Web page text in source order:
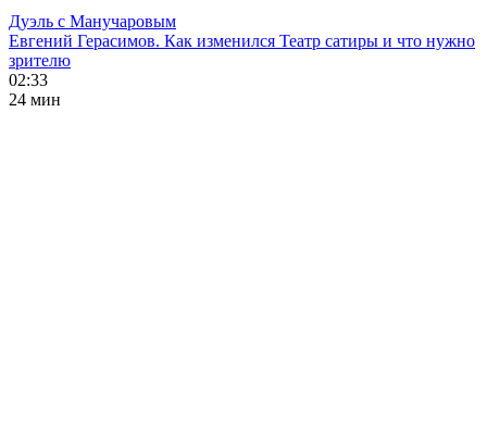
Дуэль с Манучаровым
Евгений Герасимов. Как изменился Театр сатиры и что нужно
зрителю
02:33
24 мин